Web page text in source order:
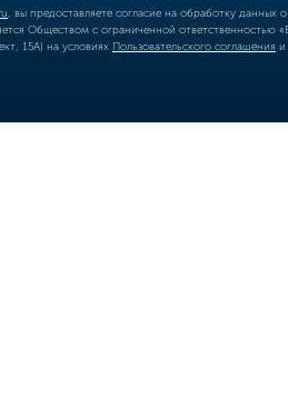
, вы предоставляете согласие на обработку
Обществом с ограниченной
15А) на условиях Пользовательского соглашения и